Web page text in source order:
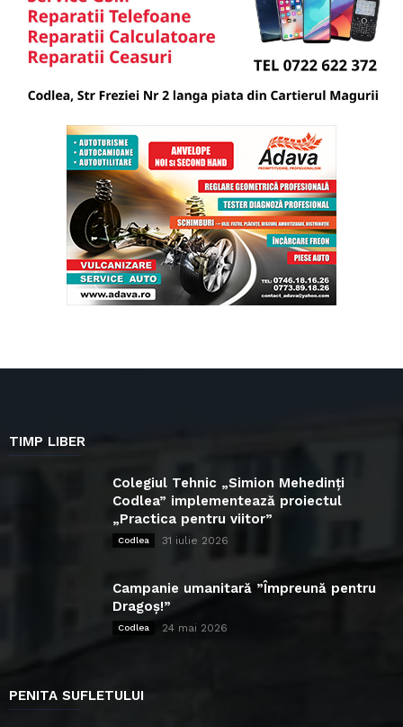
TIMP LIBER
Colegiul Tehnic „Simion Mehedinți
Codlea” implementează proiectul
„Practica pentru viitor”
Codlea 31 iulie 2026
Campanie umanitară ”Împreună pentru
Dragoș!”
Codlea 24 mai 2026
PENITA SUFLETULUI